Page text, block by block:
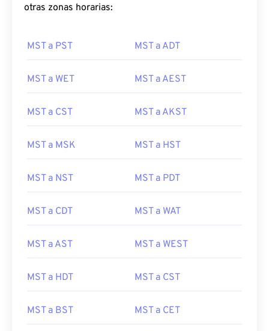
otras zonas horarias:
MST a PST MST a ADT
MST a WET MST a AEST
MST a CST MST a AKST
MST a MSK MST a HST
MST a NST MST a PDT
MST a CDT MST a WAT
MST a AST MST a WEST
MST a HDT MST a CST
MST a BST MST a CET